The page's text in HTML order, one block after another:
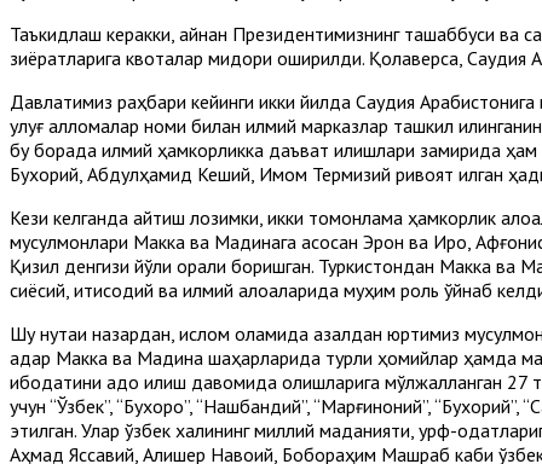
Таъкидлаш керакки, айнан Президентимизнинг ташаббуси ва
зиёратларига квоталар миқдори оширилди. Қолаверса, Саудия
Давлатимиз раҳбари кейинги икки йилда Саудия
улуғ алломалар номи билан илмий марказлар ташкил
бу борада илмий ҳамкорликка даъват қилишлари замирида
Бухорий, Абдулҳамид Кеший, Имом Термизий ривоят қилган
Кези келганда айтиш лозимки, икки томонлама ҳамкорлик
мусулмонлари Макка ва Мадинага асосан Эрон ва Ироқ,
Қизил денгизи йўли орқали боришган. Туркистондан Макка
сиёсий, иқтисодий ва илмий алоқаларида муҳим роль ўйнаб
Шу нуқтаи назардан, ислом оламида азалдан юртимиз
қадар Макка ва Мадина шаҳарларида турли ҳомийлар ҳамда
ибодатини адо қилиш давомида қолишларига мўлжалланган
учун “Ўзбек”, “Бухоро”, “Нақшбандий”, “Марғиноний”,
этилган. Улар ўзбек халқининг миллий маданияти, урф-
Аҳмад Яссавий, Алишер Навоий, Бобораҳим Машраб каби ўзбек